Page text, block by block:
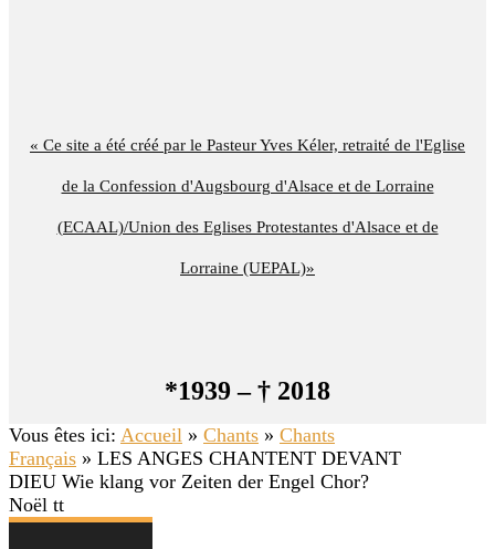
« Ce site a été créé par le Pasteur Yves Kéler, retraité de l'Eglise
de la Confession d'Augsbourg d'Alsace et de Lorraine
(ECAAL)/Union des Eglises Protestantes d'Alsace et de
Lorraine (UEPAL)»
*1939 – † 2018
Vous êtes ici: Accueil » Chants » Chants
Français » LES ANGES CHANTENT DEVANT
DIEU Wie klang vor Zeiten der Engel Chor?
Noël tt